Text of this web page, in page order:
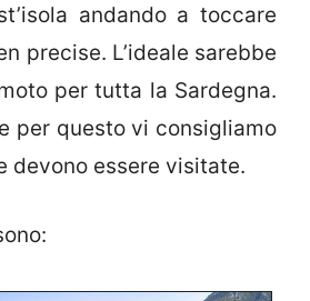
andando a toccare
precise. L’ideale sarebbe
per tutta la Sardegna.
per questo vi consigliamo
devono essere visitate.